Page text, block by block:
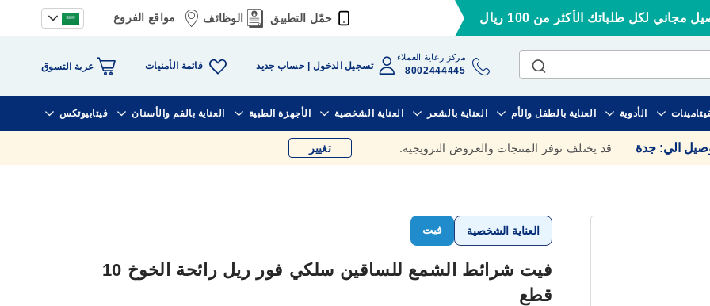
مجاني لكل طلباتك الأكثر من 100 ريال حمّل التطبيق الوظائف مواقع الفروع
مركز رعاية العملاء
8002444445 تسجيل الدخول حساب جديد قائمة الأمنيات عربة التسوق
الأدوية العناية بالطفل والأم العناية بالشعر العناية الشخصية الأجهزة الطبية العناية بالفم والأسنان فيتابيوتكس
الي: جدة قد يختلف توفر المنتجات والعروض الترويجية. تغيير
العناية الشخصية فيت
فيت شرائط الشمع للساقين سلكي فور ريل رائحة الخوخ 10
قطع